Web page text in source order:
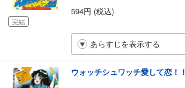
完結
594円 (税込)
あらすじを表示する
ウォッチシュワッチ愛して恋！！